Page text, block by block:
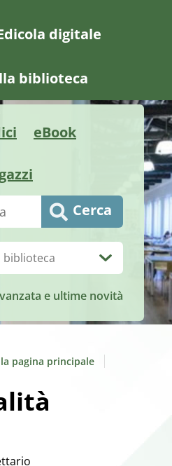
digitale
biblioteca
eBook
Cerca
e ultime novità
pagina principale